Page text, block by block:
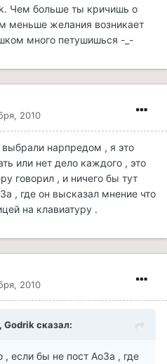
Чем больше ты кричишь о
меньше желания возникает
много петушишься -_-
2010
нарпредом , я это
или нет дело каждого , это
говорил , и ничего бы тут
, где он высказал мнение что
на клавиатуру .
2010
Godrik сказал:
, если бы не пост АоЗа , где